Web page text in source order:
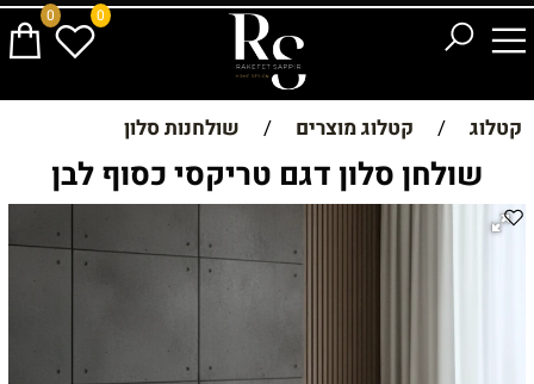
0 0
קטלוג / קטלוג מוצרים / שולחנות סלון
שולחן סלון דגם טריקסי כסוף לבן